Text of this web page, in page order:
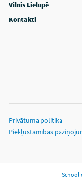
Vilnis Lielupē
Kontakti
Privātuma politika
Piekļūstamības